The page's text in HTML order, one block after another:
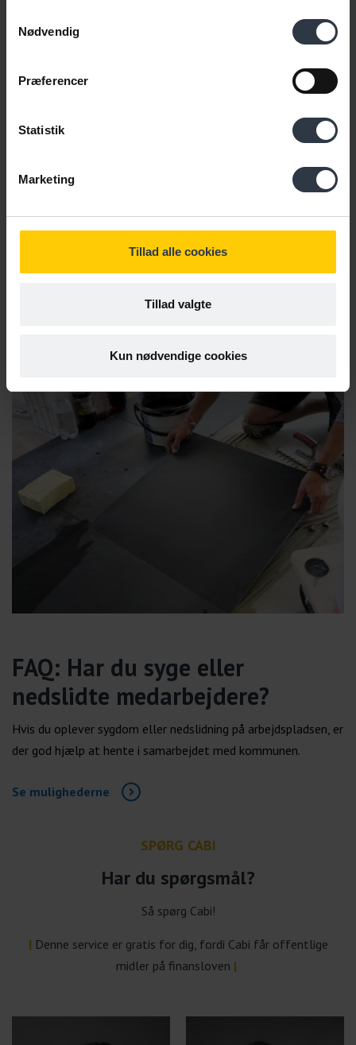
Nødvendig
Præferencer
Statistik
Marketing
Tillad alle cookies
Tillad valgte
Kun nødvendige cookies
Gratis hotline til dig, der i professionel sammenhæng har brug
for ekspertviden om det rummelige arbejdsmarked, socialt
FAQ: Har du syge eller
nedslidte medarbejdere?
Hvis du oplever sygdom eller nedslidning på arbejdspladsen, er
der god hjælp at hente i samarbejdet med kommunen.
Se mulighederne
SPØRG CABI
Har du spørgsmål?
Så spørg Cabi!
| Denne service er gratis for dig, fordi Cabi får offentlige
midler på finansloven |